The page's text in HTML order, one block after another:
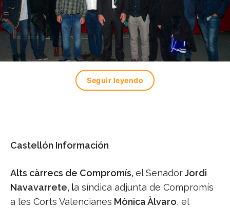
Seguir leyendo
Castellón Información
Alts càrrecs de Compromís, el SenadorJordi
Navavarrete, la síndica adjunta de Compromís
a les Corts Valencianes Mònica Àlvaro, el